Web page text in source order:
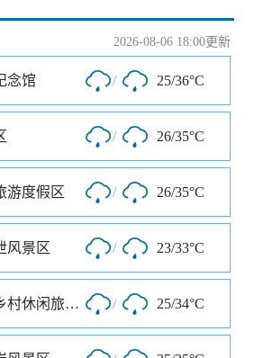
2026-08-06 18:00更新
念馆 / 25/36°C
/ 26/35°C
游度假区 / 26/35°C
风景区 / 23/33°C
大香林乡村休闲旅游区 / 25/34°C